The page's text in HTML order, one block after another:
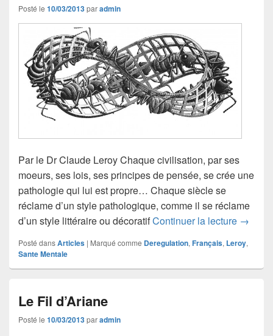
Posté le 10/03/2013paradmin
Par le Dr Claude Leroy Chaque civilisation, par ses
moeurs, ses lois, ses principes de pensée, se crée une
pathologie qui lui est propre… Chaque siècle se
réclame d’un style pathologique, comme il se réclame
d’un style littéraire ou décoratifContinuer la lecture →
Posté dansArticles | Marqué comme Deregulation, Français, Leroy,
Sante Mentale
Le Fil d’Ariane
Posté le 10/03/2013paradmin